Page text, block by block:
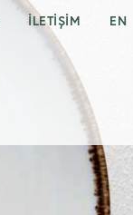
İLETIŞIM EN